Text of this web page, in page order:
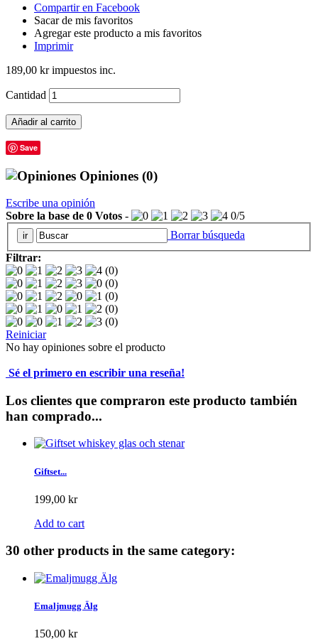
Compartir en Facebook
Sacar de mis favoritos
Agregar este producto a mis favoritos
Imprimir
189,00 krimpuestos inc.
Cantidad
Añadir al carrito
Save
Opiniones (0)
Escribe una opinión
Sobre la base de 0 Votos - 0/5
Borrar búsqueda
Filtrar:
(0)
(0)
(0)
(0)
(0)
Reiniciar
No hay opiniones sobre el producto
Sé el primero en escribir una reseña!
Los clientes que compraron este producto también
han comprado...
Giftset...
199,00 kr
Add to cart
30 other products in the same category:
Emaljmugg Älg
150,00 kr